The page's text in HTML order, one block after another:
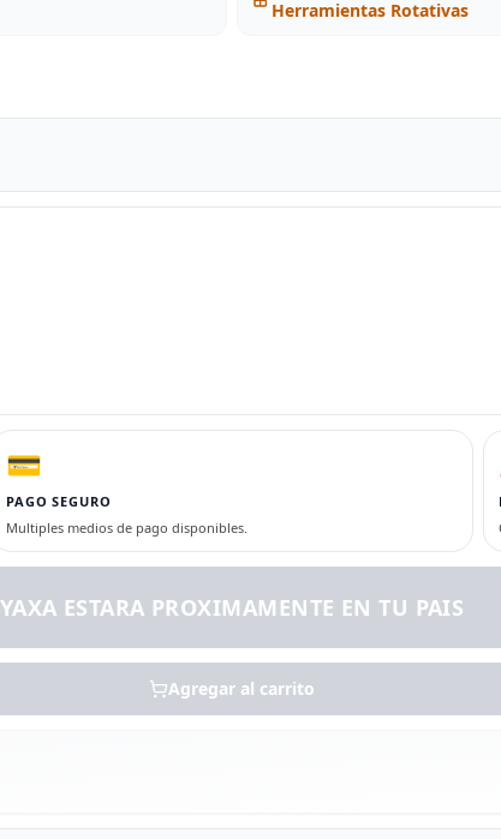
Herramientas Rotativas
💳
PAGO SEGURO
Multiples medios de pago disponibles.
YAXA ESTARA PROXIMAMENTE EN TU PAIS
Agregar al carrito